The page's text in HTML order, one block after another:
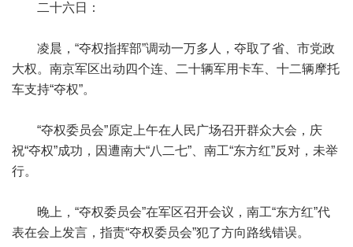
二十六日：
凌晨，“夺权指挥部”调动一万多人，夺取了省、市党政
大权。南京军区出动四个连、二十辆军用卡车、十二辆摩托
车支持“夺权”。
“夺权委员会”原定上午在人民广场召开群众大会，庆
祝“夺权”成功，因遭南大“八二七”、南工“东方红”反对，未举
行。
晚上，“夺权委员会”在军区召开会议，南工“东方红”代
表在会上发言，指责“夺权委员会”犯了方向路线错误。